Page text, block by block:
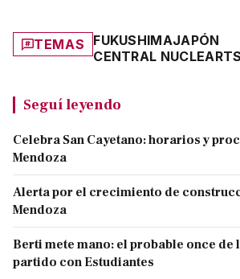
TEMAS FUKUSHIMAJAPÓN
CENTRAL NUCLEAR
Seguí leyendo
Celebra San Cayetano: horarios y
Mendoza
Alerta por el crecimiento de
Mendoza
Berti mete mano: el probable once de
partido con Estudiantes